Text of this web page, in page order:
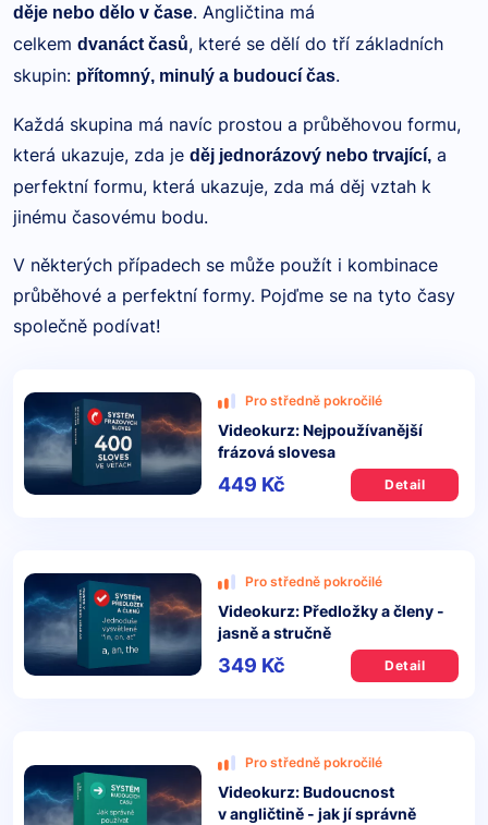
děje nebo dělo v čase. Angličtina má
celkem dvanáct časů, které se dělí do tří základních
skupin: přítomný, minulý a budoucí čas.
Každá skupina má navíc prostou a průběhovou formu,
která ukazuje, zda je děj jednorázový nebo trvající, a
perfektní formu, která ukazuje, zda má děj vztah k
jinému časovému bodu.
V některých případech se může použít i kombinace
průběhové a perfektní formy. Pojďme se na tyto časy
společně podívat!
Pro středně pokročilé
Videokurz: Nejpoužívanější
frázová slovesa
449 Kč Detail
Pro středně pokročilé
Videokurz: Předložky a členy -
jasně a stručně
349 Kč Detail
Pro středně pokročilé
Videokurz: Budoucnost
v angličtině - jak jí správně